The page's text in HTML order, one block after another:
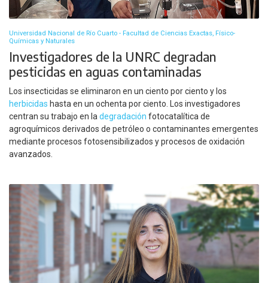
Universidad Nacional de Río Cuarto - Facultad de Ciencias Exactas, Físico-
Químicas y Naturales
Investigadores de la UNRC degradan
pesticidas en aguas contaminadas
Los insecticidas se eliminaron en un ciento por ciento y los
herbicidas hasta en un ochenta por ciento. Los investigadores
centran su trabajo en ladegradación fotocatalítica de
agroquímicos derivados de petróleo o contaminantes emergentes
mediante procesos fotosensibilizados y procesos de oxidación
avanzados.